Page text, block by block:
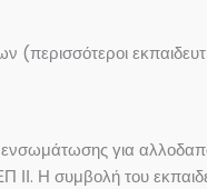
για
Η συμβολή του